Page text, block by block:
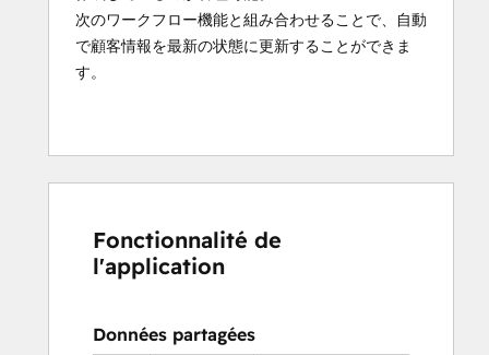
次のワークフロー機能と組み合わせることで、自動
で顧客情報を最新の状態に更新することができま
す。
Fonctionnalité de
l'application
Données partagées